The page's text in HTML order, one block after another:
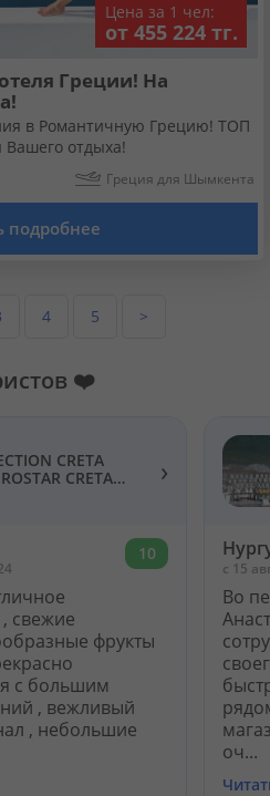
Цена за 1 чел:
от 455 224 тг.
Греции! На
в Романтичную Грецию! ТОП
Вашего отдыха!
Греция для Шымкента
подробнее
4 5 >
❤️
CRETA
CRETA
›
10
свежие
фрукты
с большим
, вежливый
, небольшие
c 15
Во
оч...